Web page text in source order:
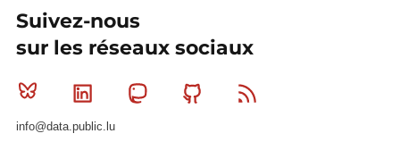
Suivez-nous
sur les réseaux sociaux
Bluesky Linkedin MastodonGithub
info@data.public.lu